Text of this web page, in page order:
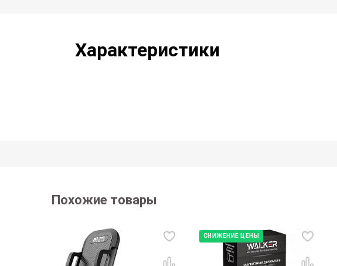
Характеристики
Похожие товары
СНИЖЕНИЕ ЦЕНЫ